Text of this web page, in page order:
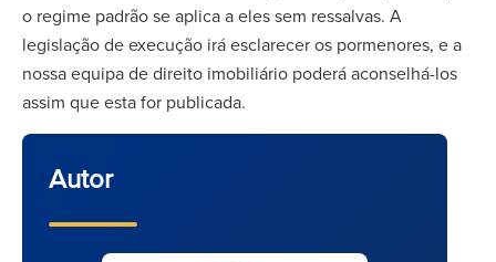
o regime padrão se aplica a eles sem ressalvas. A
legislação de execução irá esclarecer os pormenores, e a
nossa equipa de direito imobiliário poderá aconselhá-los
assim que esta for publicada.
Autor